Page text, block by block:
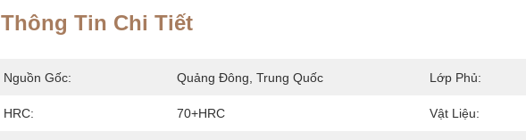
Thông Tin Chi Tiết
Nguồn Gốc: Quảng Đông, Trung Quốc Lớp Phủ:
HRC: 70+HRC Vật Liệu: